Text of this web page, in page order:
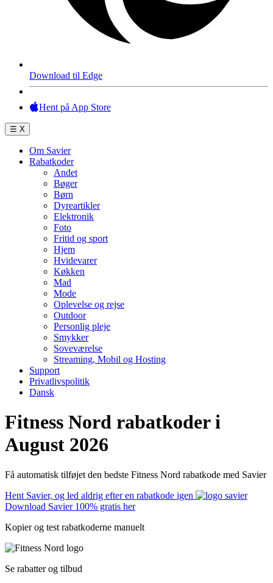
Download til Edge
Hent på App Store
☰ X
Om Savier
Rabatkoder
Andet
Bøger
Børn
Dyreartikler
Elektronik
Foto
Fritid og sport
Hjem
Hvidevarer
Køkken
Mad
Mode
Oplevelse og rejse
Outdoor
Personlig pleje
Smykker
Soveværelse
Streaming, Mobil og Hosting
Support
Privatlivspolitik
Dansk
Fitness Nord rabatkoder i
August 2026
Få automatisk tilføjet den bedste Fitness Nord rabatkode med Savier
Hent Savier, og led aldrig efter en rabatkode igen
Download Savier 100% gratis her
Kopier og test rabatkoderne manuelt
Se rabatter og tilbud